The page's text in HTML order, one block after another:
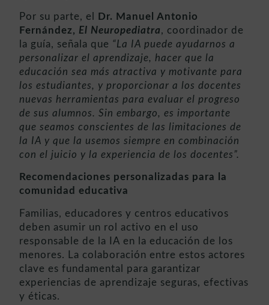
Por su parte, el
Dr. Manuel Antonio
Fernández, El Neuropediatra, coordinador de
la guía, señala que “La IA puede ayudarnos a
personalizar el aprendizaje, hacer que la
educación sea más atractiva y motivante para
los estudiantes, y proporcionar a los docentes
nuevas herramientas para evaluar el progreso
de sus alumnos. Sin embargo, es importante
que seamos conscientes de las limitaciones de
la IA y que la usemos siempre en combinación
con el juicio y la experiencia de los docentes”.
Recomendaciones personalizadas para la
comunidad educativa
Familias, educadores y centros educativos
deben asumir un rol activo en el uso
responsable de la IA en la educación de los
menores. La colaboración entre estos actores
clave es fundamental para garantizar
experiencias de aprendizaje seguras, efectivas
y éticas.